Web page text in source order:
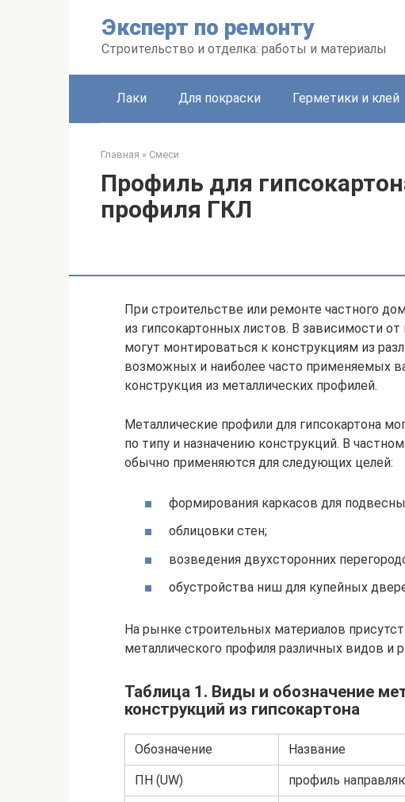
Эксперт по ремонту
Строительство и отделка: работы и материалы
Лаки Для покраски Герметики и клей
Главная » Смеси
Профиль для
профиля ГКЛ
При строительстве или ремонте частного
из гипсокартонных листов. В зависимости
могут монтироваться к конструкциям из
возможных и наиболее часто применяемых
конструкция из металлических профилей.
Металлические профили для гипсокартона
по типу и назначению конструкций. В
обычно применяются для следующих целей:
формирования каркасов для
облицовки стен;
возведения двухсторонних
обустройства ниш для купейных
На рынке строительных материалов
металлического профиля различных видов и
Таблица 1. Виды и обозначение
конструкций из гипсокартона
Обозначение Название
ПН (UW) профиль